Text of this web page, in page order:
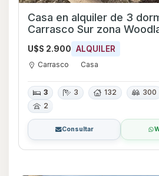
Casa en alquiler de 3
Carrasco Sur zona
U$S 2.900 ALQUILER
Carrasco Casa
3 3 132 300
2
Consultar